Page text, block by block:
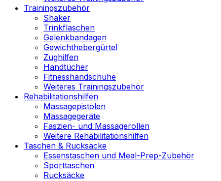
Trainingszubehör
Shaker
Trinkflaschen
Gelenkbandagen
Gewichthebergürtel
Zughilfen
Handtücher
Fitnesshandschuhe
Weiteres Trainingszubehör
Rehabilitationshilfen
Massagepistolen
Massagegeräte
Faszien- und Massagerollen
Weitere Rehabilitationshilfen
Taschen & Rucksäcke
Essenstaschen und Meal-Prep-Zubehör
Sporttaschen
Rucksäcke